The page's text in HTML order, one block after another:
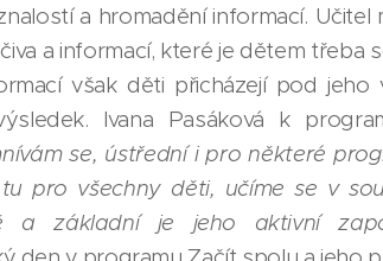
a hromadění informací.
a informací, které je dětem třeba
však děti přicházejí pod jeho
Ivana Pasáková k
se, ústřední i pro některé
pro všechny děti, učíme se v
a základní je jeho aktivní